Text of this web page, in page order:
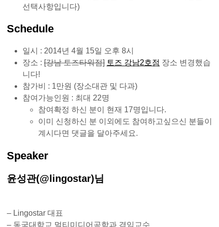
선택사항입니다)
Schedule
일시 : 2014년 4월 15일 오후 8시
장소 : [강남 토즈타워점] 토즈 강남2호점 장소 변경했습
니다!
참가비 : 1만원 (장소대관 및 다과)
참여가능인원 : 최대 22명
참여확정 하신 분이 현재 17명입니다.
이미 신청하신 분 이외에도 참여하고싶으신 분들이
계시다면 댓글을 달아주세요.
Speaker
윤성관(@lingostar)님
– Lingostar 대표
– 동국대학교 멀티미디어공학과 겸임교수